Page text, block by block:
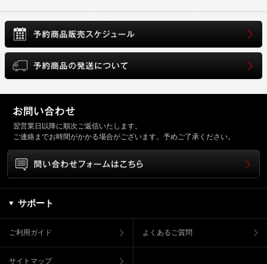
翌営業日以降に順次ご返信いたします。
ご連絡までお時間がかかる場合がございます。予めご了承ください。
サポート
ご利用ガイド よくあるご質問
サイトマップ